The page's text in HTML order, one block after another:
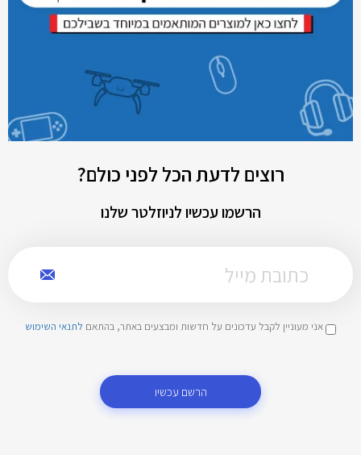
רוצים לדעת הכל לפני כולם?
הרשמו עכשיו לניוזלטר שלנו
אני מעוניין לקבל עדכונים על חדשות ומבצעים באתר, בהתאם לתנאי השימוש
הרשם עכשיו